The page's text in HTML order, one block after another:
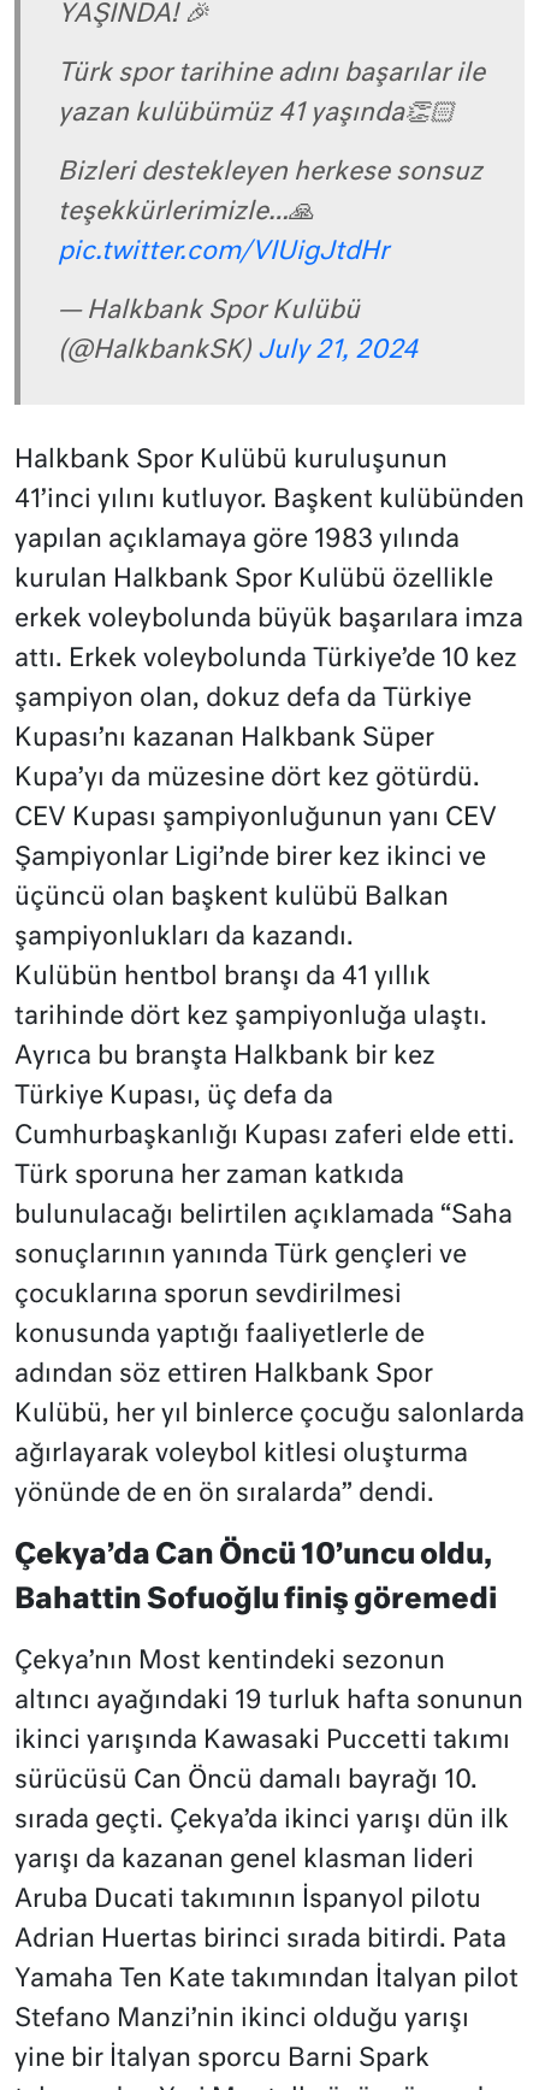
YAŞINDA! 🎉
Türk spor tarihine adını başarılar ile
yazan kulübümüz 41 yaşında👏🏻
Bizleri destekleyen herkese sonsuz
teşekkürlerimizle…🙏
pic.twitter.com/VIUigJtdHr
— Halkbank Spor Kulübü
(@HalkbankSK) July 21, 2024
Halkbank Spor Kulübü kuruluşunun
41’inci yılını kutluyor. Başkent kulübünden
yapılan açıklamaya göre 1983 yılında
kurulan Halkbank Spor Kulübü özellikle
erkek voleybolunda büyük başarılara imza
attı. Erkek voleybolunda Türkiye’de 10 kez
şampiyon olan, dokuz defa da Türkiye
Kupası’nı kazanan Halkbank Süper
Kupa’yı da müzesine dört kez götürdü.
CEV Kupası şampiyonluğunun yanı CEV
Şampiyonlar Ligi’nde birer kez ikinci ve
üçüncü olan başkent kulübü Balkan
şampiyonlukları da kazandı.
Kulübün hentbol branşı da 41 yıllık
tarihinde dört kez şampiyonluğa ulaştı.
Ayrıca bu branşta Halkbank bir kez
Türkiye Kupası, üç defa da
Cumhurbaşkanlığı Kupası zaferi elde etti.
Türk sporuna her zaman katkıda
bulunulacağı belirtilen açıklamada “Saha
sonuçlarının yanında Türk gençleri ve
çocuklarına sporun sevdirilmesi
konusunda yaptığı faaliyetlerle de
adından söz ettiren Halkbank Spor
Kulübü, her yıl binlerce çocuğu salonlarda
ağırlayarak voleybol kitlesi oluşturma
yönünde de en ön sıralarda” dendi.
Çekya’da Can Öncü 10’uncu oldu,
Bahattin Sofuoğlu finiş göremedi
Çekya’nın Most kentindeki sezonun
altıncı ayağındaki 19 turluk hafta sonunun
ikinci yarışında Kawasaki Puccetti takımı
sürücüsü Can Öncü damalı bayrağı 10.
sırada geçti. Çekya’da ikinci yarışı dün ilk
yarışı da kazanan genel klasman lideri
Aruba Ducati takımının İspanyol pilotu
Adrian Huertas birinci sırada bitirdi. Pata
Yamaha Ten Kate takımından İtalyan pilot
Stefano Manzi’nin ikinci olduğu yarışı
yine bir İtalyan sporcu Barni Spark